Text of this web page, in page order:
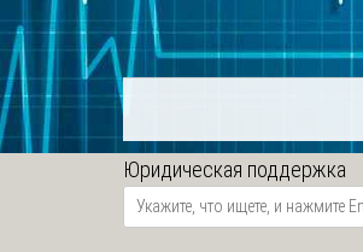
Юридическая поддержка